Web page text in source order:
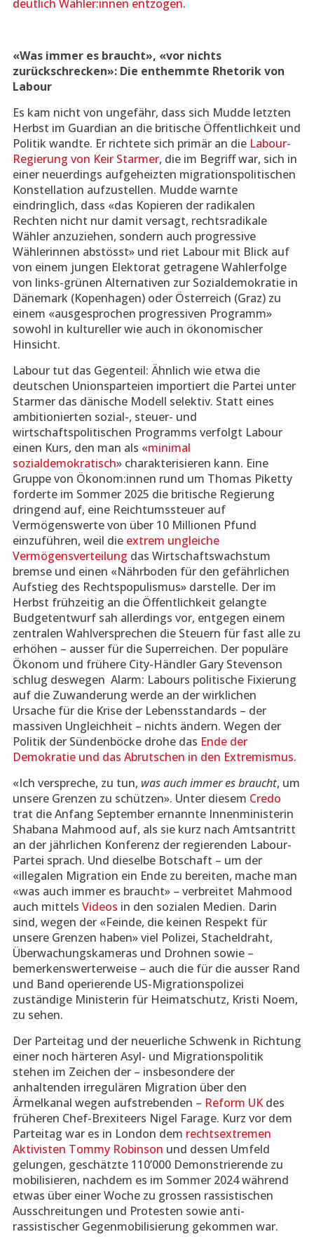
deutlich Wähler:innen entzogen.
«Was immer es braucht», «vor nichts
zurückschrecken»: Die enthemmte Rhetorik von
Labour
Es kam nicht von ungefähr, dass sich Mudde letzten
Herbst im Guardian an die britische Öffentlichkeit und
Politik wandte. Er richtete sich primär an die Labour-
Regierung von Keir Starmer, die im Begriff war, sich in
einer neuerdings aufgeheizten migrationspolitischen
Konstellation aufzustellen. Mudde warnte
eindringlich, dass «das Kopieren der radikalen
Rechten nicht nur damit versagt, rechtsradikale
Wähler anzuziehen, sondern auch progressive
Wählerinnen abstösst» und riet Labour mit Blick auf
von einem jungen Elektorat getragene Wahlerfolge
von links-grünen Alternativen zur Sozialdemokratie in
Dänemark (Kopenhagen) oder Österreich (Graz) zu
einem «ausgesprochen progressiven Programm»
sowohl in kultureller wie auch in ökonomischer
Hinsicht.
Labour tut das Gegenteil: Ähnlich wie etwa die
deutschen Unionsparteien importiert die Partei unter
Starmer das dänische Modell selektiv. Statt eines
ambitionierten sozial-, steuer- und
wirtschaftspolitischen Programms verfolgt Labour
einen Kurs, den man als «minimal
sozialdemokratisch» charakterisieren kann. Eine
Gruppe von Ökonom:innen rund um Thomas Piketty
forderte im Sommer 2025 die britische Regierung
dringend auf, eine Reichtumssteuer auf
Vermögenswerte von über 10 Millionen Pfund
einzuführen, weil die extrem ungleiche
Vermögensverteilung das Wirtschaftswachstum
bremse und einen «Nährboden für den gefährlichen
Aufstieg des Rechtspopulismus» darstelle. Der im
Herbst frühzeitig an die Öffentlichkeit gelangte
Budgetentwurf sah allerdings vor, entgegen einem
zentralen Wahlversprechen die Steuern für fast alle zu
erhöhen – ausser für die Superreichen. Der populäre
Ökonom und frühere City-Händler Gary Stevenson
schlug deswegen Alarm: Labours politische Fixierung
auf die Zuwanderung werde an der wirklichen
Ursache für die Krise der Lebensstandards – der
massiven Ungleichheit – nichts ändern. Wegen der
Politik der Sündenböcke drohe das Ende der
Demokratie und das Abrutschen in den Extremismus.
«Ich verspreche, zu tun, was auch immer es braucht, um
unsere Grenzen zu schützen». Unter diesem Credo
trat die Anfang September ernannte Innenministerin
Shabana Mahmood auf, als sie kurz nach Amtsantritt
an der jährlichen Konferenz der regierenden Labour-
Partei sprach. Und dieselbe Botschaft – um der
«illegalen Migration ein Ende zu bereiten, mache man
«was auch immer es braucht» – verbreitet Mahmood
auch mittels Videos in den sozialen Medien. Darin
sind, wegen der «Feinde, die keinen Respekt für
unsere Grenzen haben» viel Polizei, Stacheldraht,
Überwachungskameras und Drohnen sowie –
bemerkenswerterweise – auch die für die ausser Rand
und Band operierende US-Migrationspolizei
zuständige Ministerin für Heimatschutz, Kristi Noem,
zu sehen.
Der Parteitag und der neuerliche Schwenk in Richtung
einer noch härteren Asyl- und Migrationspolitik
stehen im Zeichen der – insbesondere der
anhaltenden irregulären Migration über den
Ärmelkanal wegen aufstrebenden – Reform UKdes
früheren Chef-Brexiteers Nigel Farage. Kurz vor dem
Parteitag war es in London dem rechtsextremen
Aktivisten Tommy Robinson und dessen Umfeld
gelungen, geschätzte 110’000 Demonstrierende zu
mobilisieren, nachdem es im Sommer 2024 während
etwas über einer Woche zu grossen rassistischen
Ausschreitungen und Protesten sowie anti-
rassistischer Gegenmobilisierung gekommen war.